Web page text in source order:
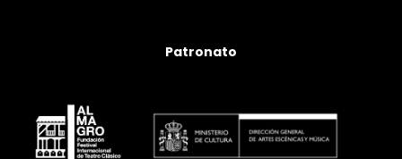
Patronato